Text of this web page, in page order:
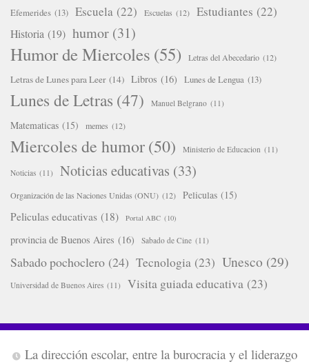
Efemerides (13) Escuela (22) Escuelas (12) Estudiantes (22)
Historia (19) humor (31)
Humor de Miercoles (55) Letras del Abecedario (12)
Letras de Lunes para Leer (14) Libros (16) Lunes de Lengua (13)
Lunes de Letras (47) Manuel Belgrano (11)
Matematicas (15) memes (12)
Miercoles de humor(50) Ministerio de Educacion (11)
Noticias (11) Noticias educativas (33)
Organización de las Naciones Unidas (ONU) (12) Peliculas (15)
Peliculas educativas (18) Portal ABC (10)
provincia de Buenos Aires (16) Sabado de Cine (11)
Sabado pochoclero (24) Tecnologia (23) Unesco (29)
Universidad de Buenos Aires (11) Visita guiada educativa (23)
La dirección escolar, entre la burocracia y el liderazgo